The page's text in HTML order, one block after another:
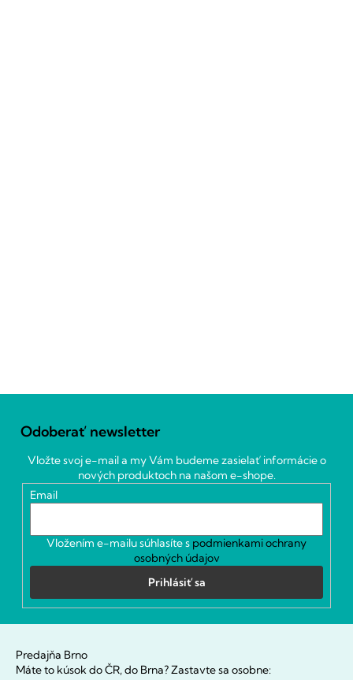
Odoberať newsletter
Vložte svoj e-mail a my Vám budeme zasielať informácie o
nových produktoch na našom e-shope.
Email
Vložením e-mailu súhlasíte s podmienkami ochrany
osobných údajov
Prihlásiť sa
Predajňa Brno
Máte to kúsok do ČR, do Brna? Zastavte sa osobne: